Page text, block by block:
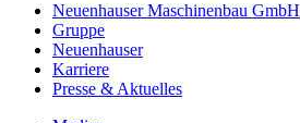
Neuenhauser Maschinenbau GmbH
Gruppe
Neuenhauser
Karriere
Presse & Aktuelles